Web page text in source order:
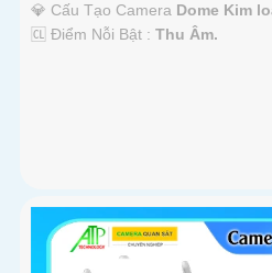
💎 Cấu Tạo Camera Dome Kim
️🆑 Điểm Nỗi Bật : Thu Âm.